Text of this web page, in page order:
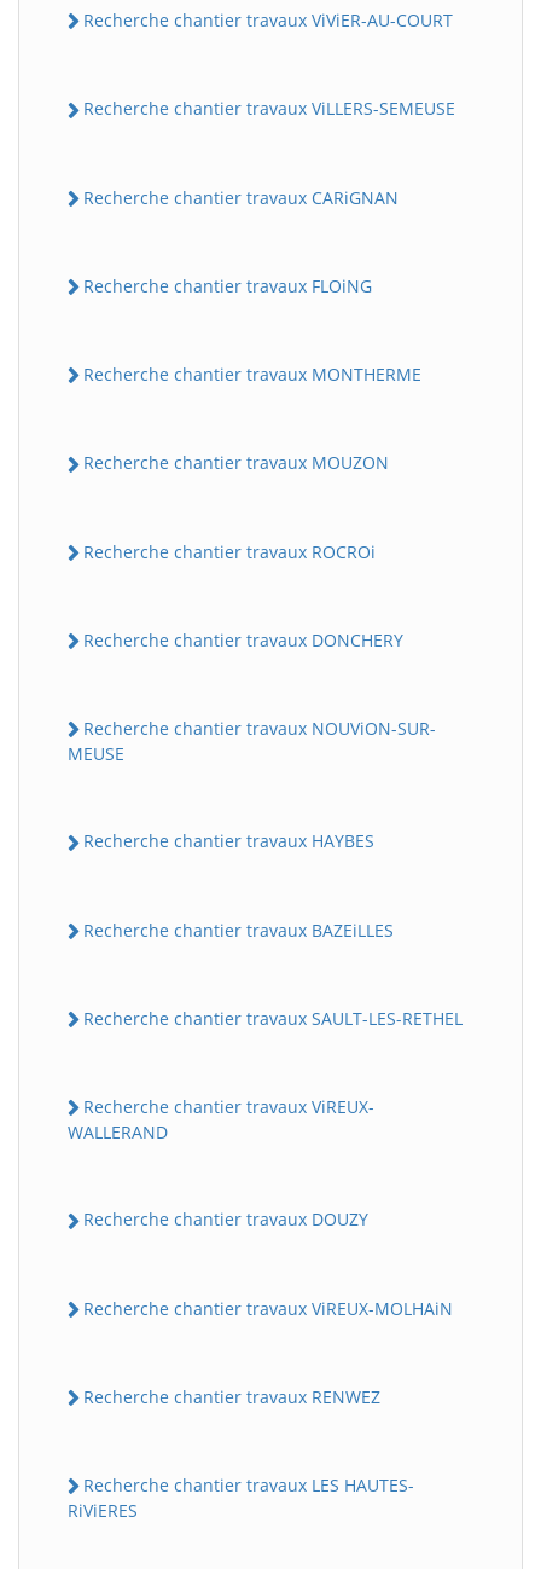
Recherche chantier travaux ViViER-AU-COURT
Recherche chantier travaux ViLLERS-SEMEUSE
Recherche chantier travaux CARiGNAN
Recherche chantier travaux FLOiNG
Recherche chantier travaux MONTHERME
Recherche chantier travaux MOUZON
Recherche chantier travaux ROCROi
Recherche chantier travaux DONCHERY
Recherche chantier travaux NOUViON-SUR-
MEUSE
Recherche chantier travaux HAYBES
Recherche chantier travaux BAZEiLLES
Recherche chantier travaux SAULT-LES-RETHEL
Recherche chantier travaux ViREUX-
WALLERAND
Recherche chantier travaux DOUZY
Recherche chantier travaux ViREUX-MOLHAiN
Recherche chantier travaux RENWEZ
Recherche chantier travaux LES HAUTES-
RiViERES